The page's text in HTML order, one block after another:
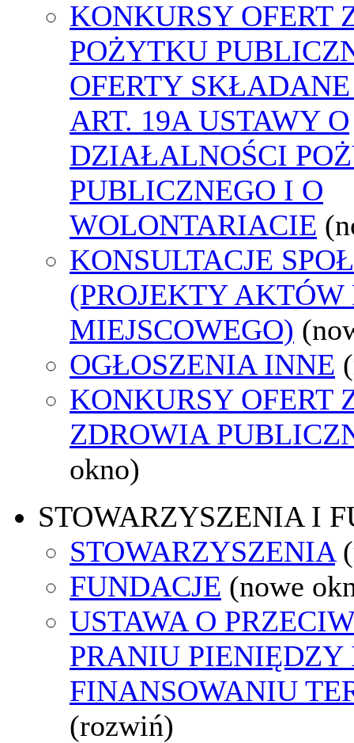
KONKURSY OFERT
POŻYTKU
OFERTY
ART. 19A USTAWY O
DZIAŁALNOŚCI
PUBLICZNEGO I O
WOLONTARIACIE
KONSULTACJE
(PROJEKTY AKTÓW
MIEJSCOWEGO)
OGŁOSZENIA INNE
KONKURSY OFERT
ZDROWIA
okno)
STOWARZYSZENIA I
STOWARZYSZENIA
FUNDACJE (nowe
USTAWA O
PRANIU PIENIĘDZY
FINANSOWANIU
(rozwiń)